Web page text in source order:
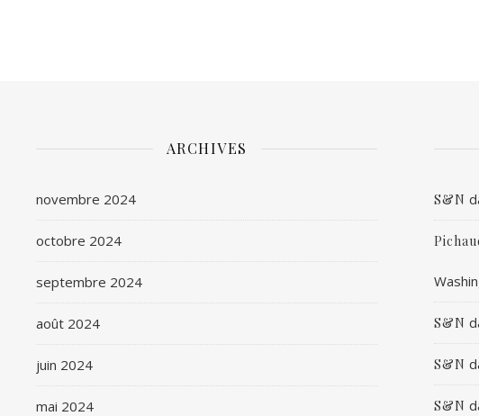
ARCHIVES
novembre 2024
octobre 2024
septembre 2024
août 2024
juin 2024
mai 2024
S&N
S&N
S&N
S&N